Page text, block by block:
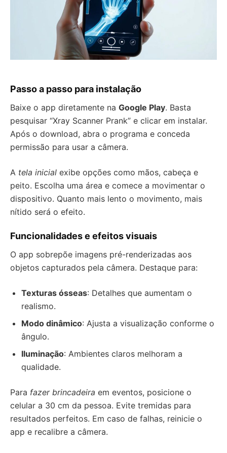
Passo a passo para instalação
Baixe o app diretamente na Google Play. Basta
pesquisar “Xray Scanner Prank” e clicar em instalar.
Após o download, abra o programa e conceda
permissão para usar a câmera.
A tela inicial exibe opções como mãos, cabeça e
peito. Escolha uma área e comece a movimentar o
dispositivo. Quanto mais lento o movimento, mais
nítido será o efeito.
Funcionalidades e efeitos visuais
O app sobrepõe imagens pré-renderizadas aos
objetos capturados pela câmera. Destaque para:
Texturas ósseas: Detalhes que aumentam o
realismo.
Modo dinâmico: Ajusta a visualização conforme o
ângulo.
Iluminação: Ambientes claros melhoram a
qualidade.
Para fazer brincadeira em eventos, posicione o
celular a 30 cm da pessoa. Evite tremidas para
resultados perfeitos. Em caso de falhas, reinicie o
app e recalibre a câmera.